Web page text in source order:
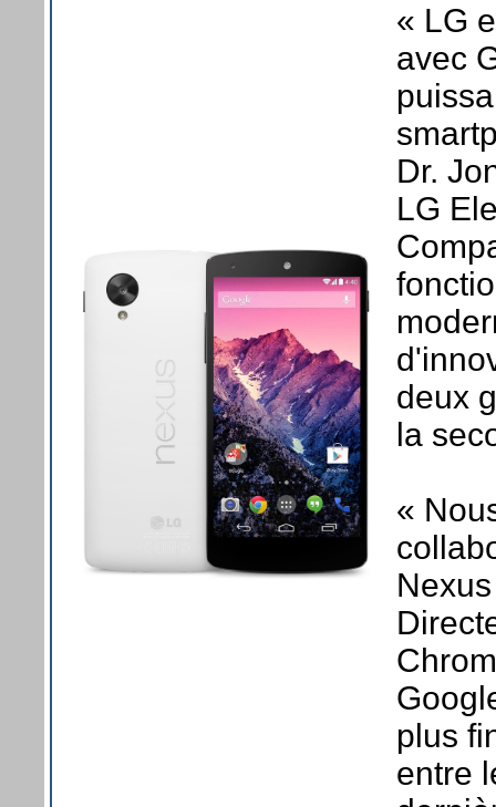
« LG
avec
Dr.
LG
deux
la
«
plus
entre